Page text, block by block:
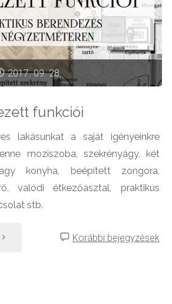
2017. 09. 28.
funkciói
lakásunkat a saját igényeinkre
moziszoba, szekrényágy, két
konyha, beépített zongora,
valódi étkezőasztal, praktikus
stb.
"A Korábbi bejegyzések